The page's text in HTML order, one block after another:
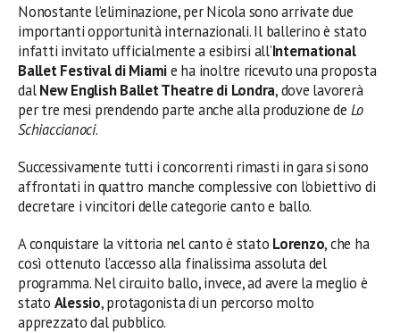
Nonostante l’eliminazione, per Nicola sono arrivate due
importanti opportunità internazionali. Il ballerino è stato
infatti invitato ufficialmente a esibirsi all’International
Ballet Festival di Miamie ha inoltre ricevuto una proposta
dalNew English Ballet Theatre di Londra, dove lavorerà
per tre mesi prendendo parte anche alla produzione de Lo
Schiaccianoci.
Successivamente tutti i concorrenti rimasti in gara si sono
affrontati in quattro manche complessive con l’obiettivo di
decretare i vincitori delle categorie canto e ballo.
A conquistare la vittoria nel canto è stato Lorenzo, che ha
così ottenuto l’accesso alla finalissima assoluta del
programma. Nel circuito ballo, invece, ad avere la meglio è
stato Alessio, protagonista di un percorso molto
apprezzato dal pubblico.